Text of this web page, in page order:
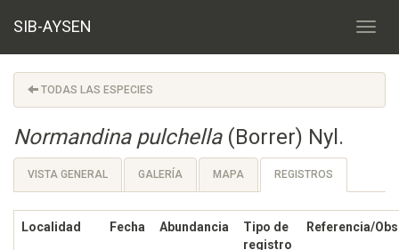
SIB-AYSEN
TODAS LAS ESPECIES
Normandina pulchella(Borrer) Nyl.
VISTA GENERAL GALERÍA MAPA REGISTROS
Localidad Fecha Abundancia
Tipo de
registro
Referencia/